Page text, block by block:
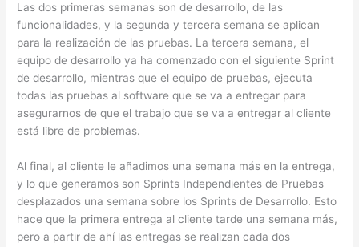
Las dos primeras semanas son de desarrollo, de las
funcionalidades, y la segunda y tercera semana se aplican
para la realización de las pruebas. La tercera semana, el
equipo de desarrollo ya ha comenzado con el siguiente Sprint
de desarrollo, mientras que el equipo de pruebas, ejecuta
todas las pruebas al software que se va a entregar para
asegurarnos de que el trabajo que se va a entregar al cliente
está libre de problemas.
Al final, al cliente le añadimos una semana más en la entrega,
y lo que generamos son Sprints Independientes de Pruebas
desplazados una semana sobre los Sprints de Desarrollo. Esto
hace que la primera entrega al cliente tarde una semana más,
pero a partir de ahí las entregas se realizan cada dos